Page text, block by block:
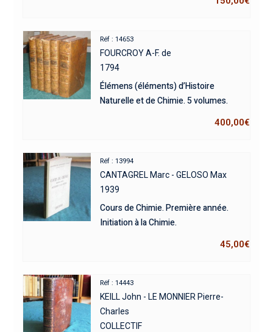
Réf : 14653
FOURCROY A-F. de
1794
Élémens (éléments) d’Histoire
Naturelle et de Chimie. 5 volumes.
400,00€
Réf : 13994
CANTAGREL Marc - GELOSO Max
1939
Cours de Chimie. Première année.
Initiation à la Chimie.
45,00€
Réf : 14443
KEILL John - LE MONNIER Pierre-
Charles
COLLECTIF